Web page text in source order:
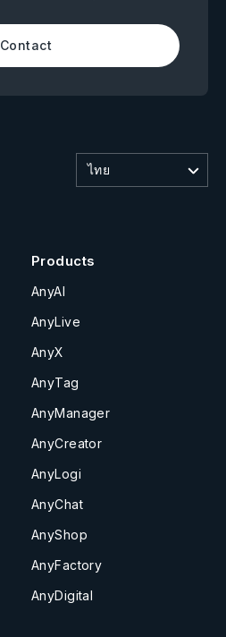
Contact
ไทย
Products
AnyAI
AnyLive
AnyX
AnyTag
AnyManager
AnyCreator
AnyLogi
AnyChat
AnyShop
AnyFactory
AnyDigital